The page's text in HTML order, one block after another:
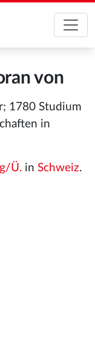
von
1780 Studium
in
Ü. in Schweiz.